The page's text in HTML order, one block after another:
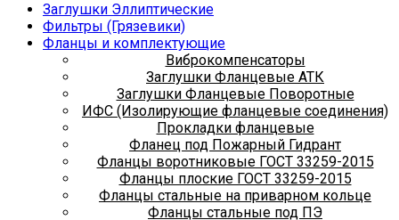
Заглушки Эллиптические
Фильтры (Грязевики)
Фланцы и комплектующие
Виброкомпенсаторы
Заглушки Фланцевые АТК
Заглушки Фланцевые Поворотные
ИФС (Изолирующие фланцевые соединения)
Прокладки фланцевые
Фланец под Пожарный Гидрант
Фланцы воротниковые ГОСТ 33259-2015
Фланцы плоские ГОСТ 33259-2015
Фланцы стальные на приварном кольце
Фланцы стальные под ПЭ